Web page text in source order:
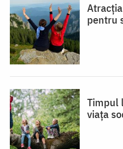
pentru
Timpul
viața